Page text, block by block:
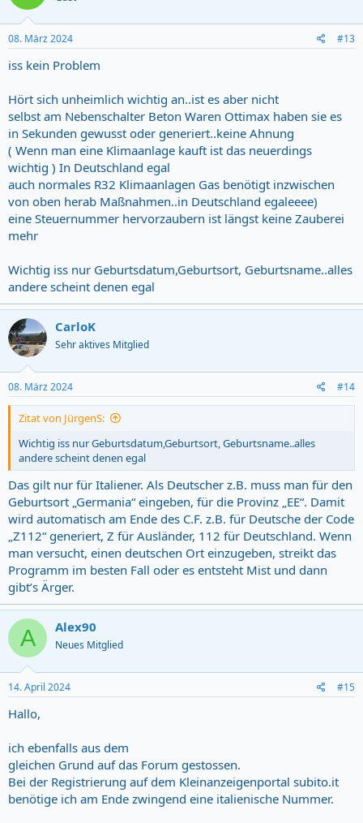
08. März 2024 #13
iss kein Problem
Hört sich unheimlich wichtig an..ist es aber nicht
selbst am Nebenschalter Beton Waren Ottimax haben sie es
in Sekunden gewusst oder generiert..keine Ahnung
( Wenn man eine Klimaanlage kauft ist das neuerdings
wichtig ) In Deutschland egal
auch normales R32 Klimaanlagen Gas benötigt inzwischen
von oben herab Maßnahmen..in Deutschland egaleeee)
eine Steuernummer hervorzaubern ist längst keine Zauberei
mehr
Wichtig iss nur Geburtsdatum,Geburtsort, Geburtsname..alles
andere scheint denen egal
CarloK
Sehr aktives Mitglied
08. März 2024 #14
Zitat von JürgenS:
Wichtig iss nur Geburtsdatum,Geburtsort, Geburtsname..alles
andere scheint denen egal
Das gilt nur für Italiener. Als Deutscher z.B. muss man für den
Geburtsort „Germania“ eingeben, für die Provinz „EE“. Damit
wird automatisch am Ende des C.F. z.B. für Deutsche der Code
„Z112“ generiert, Z für Ausländer, 112 für Deutschland. Wenn
man versucht, einen deutschen Ort einzugeben, streikt das
Programm im besten Fall oder es entsteht Mist und dann
gibt’s Ärger.
A Alex90
Neues Mitglied
14. April 2024 #15
Hallo,
ich ebenfalls aus dem
gleichen Grund auf das Forum gestossen.
Bei der Registrierung auf dem Kleinanzeigenportal subito.it
benötige ich am Ende zwingend eine italienische Nummer.